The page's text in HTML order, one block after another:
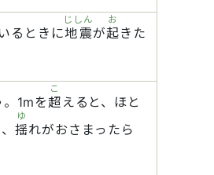
るときに地震
じしん
が起
お
きた
。1mを超
こ
えると、ほと
揺
ゆ
れがおさまったら